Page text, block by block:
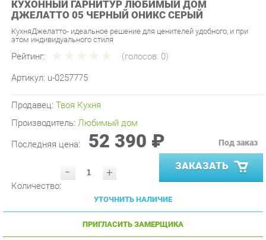
КухняДжелатто- идеальное решение для ценителей удобного, и при
Рейтинг:
Артикул: u-0257775
Производитель: Любимый дом
Последняя цена: 52 390 ₽
- ЗАКАЗАТЬ
УТОЧНИТЬ НАЛИЧИЕ
ПРИГЛАСИТЬ ЗАМЕРЩИКА
ГАРАНТИЯ ЛУЧШЕЙ ЦЕНЫ